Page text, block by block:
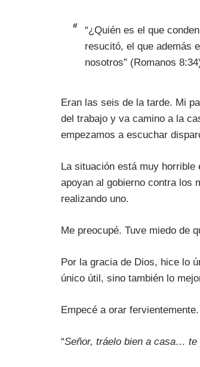
“¿Quién es el que
resucitó, el que además
nosotros” (Romanos
Eran las seis de la tarde. Mi
del trabajo y va camino a la
empezamos a escuchar
La situación está muy horrible
apoyan al gobierno contra los
realizando uno.
Me preocupé. Tuve miedo de
Por la gracia de Dios, hice lo
único útil, sino también lo
Empecé a orar fervientemente.
“Señor, tráelo bien a casa… te